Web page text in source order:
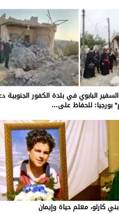
البابوي في بلدة الكفور
بورجيا: للحفاظ على…
كارلو، معلم حياة وإيمان